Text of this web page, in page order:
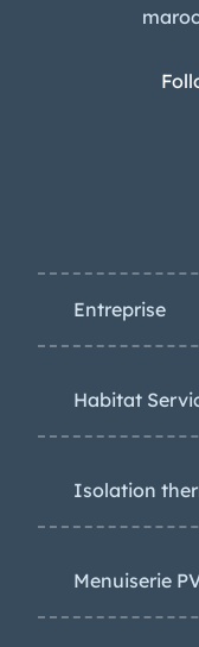
Entreprise
Habitat
Isolation
Menuiserie